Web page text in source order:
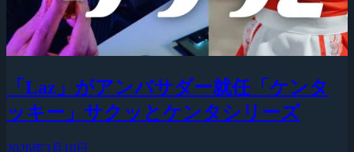
「Laz」がアンバサダー就任「ケンタ
ッキー」サクッとケンタシリーズ
2026年3月10日